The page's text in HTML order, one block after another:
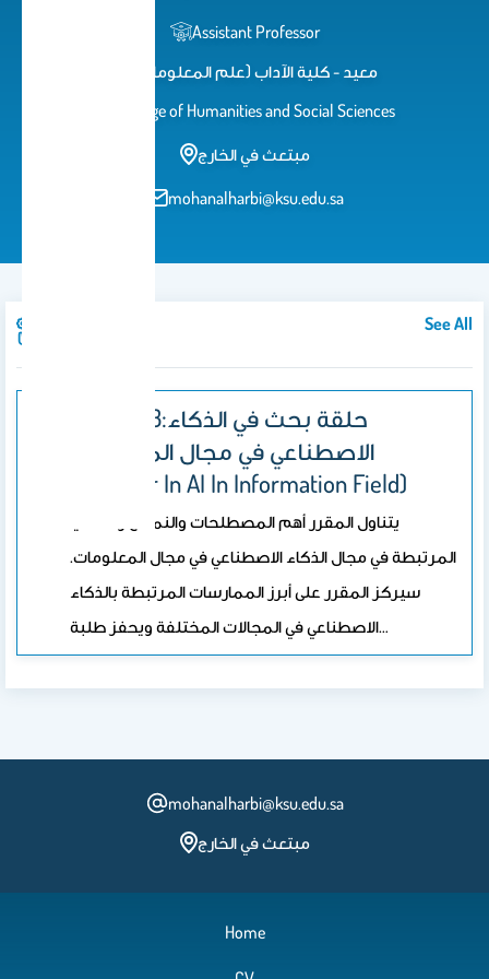
Assistant Professor
معيد - كلية الآداب (علم المعلومات)
College of Humanities and Social Sciences
مبتعث في الخارج
mohanalharbi@ksu.edu.sa
See All
INFO-643:حلقة بحث في الذكاء
الاصطناعي في مجال المعلومات
(Seminar In AI In Information Field)
يتناول المقرر أهم المصطلحات والنماذج والقضايا
المرتبطة في مجال الذكاء الاصطناعي في مجال المعلومات.
سيركز المقرر على أبرز الممارسات المرتبطة بالذكاء
الاصطناعي في المجالات المختلفة ويحفز طلبة…
mohanalharbi@ksu.edu.sa
مبتعث في الخارج
Home